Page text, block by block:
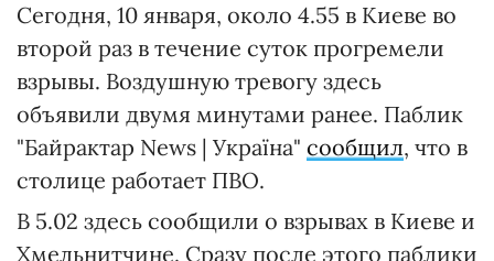
Сегодня, 10 января, около 4.55 в Киеве во
второй раз в течение суток прогремели
взрывы. Воздушную тревогу здесь
объявили двумя минутами ранее. Паблик
"Байрактар News | Україна" сообщил, что в
столице работает ПВО.
В 5.02 здесь сообщили о взрывах в Киеве и
Хмельнитчине. Сразу после этого паблики